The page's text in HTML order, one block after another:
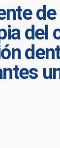
del